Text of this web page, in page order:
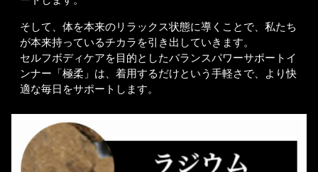
そして、体を本来のリラックス状態に導くことで、私たち
が本来持っているチカラを引き出していきます。
セルフボディケアを目的としたバランスパワーサポートイ
ンナー「極柔」は、着用するだけという手軽さで、より快
適な毎日をサポートします。